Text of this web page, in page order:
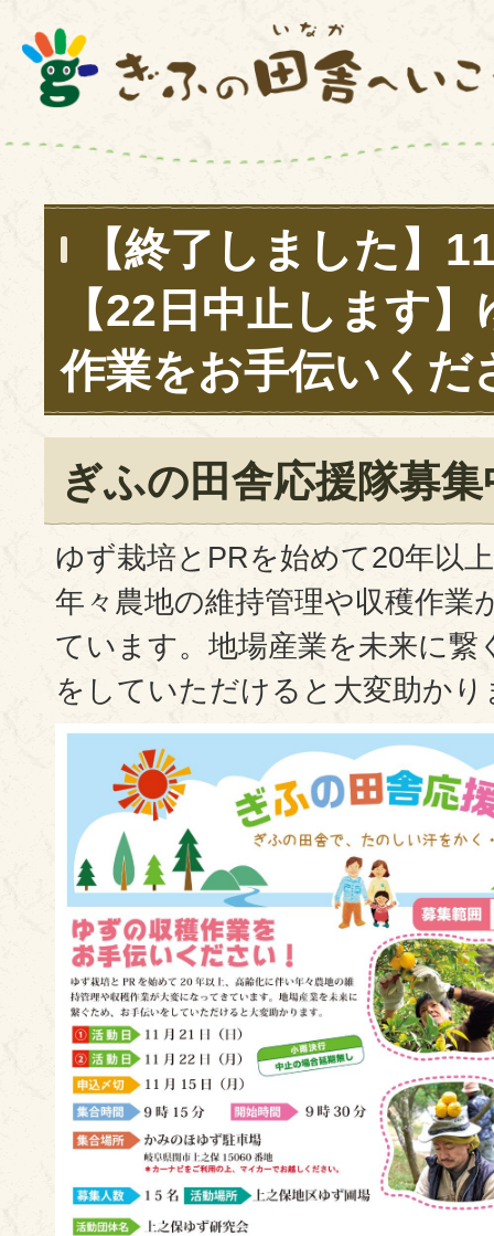
【終了しました】
【22日中止します
作業をお手伝いくだ
ぎふの田舎応援隊募
ゆず栽培とPRを始めて20年以
年々農地の維持管理や収穫作業
ています。地場産業を未来に繋
をしていただけると大変助かり